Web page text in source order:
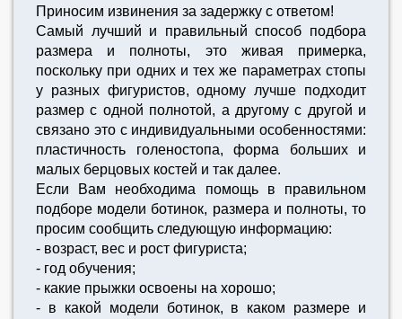
Приносим извинения за задержку с ответом!
Самый лучший и правильный способ подбора
размера и полноты, это живая примерка,
поскольку при одних и тех же параметрах стопы
у разных фигуристов, одному лучше подходит
размер с одной полнотой, а другому с другой и
связано это с индивидуальными особенностями:
пластичность голеностопа, форма больших и
малых берцовых костей и так далее.
Если Вам необходима помощь в правильном
подборе модели ботинок, размера и полноты, то
просим сообщить следующую информацию:
- возраст, вес и рост фигуриста;
- год обучения;
- какие прыжки освоены на хорошо;
- в какой модели ботинок, в каком размере и